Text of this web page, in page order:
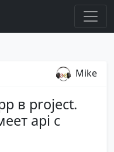
Mike
в project.
api с